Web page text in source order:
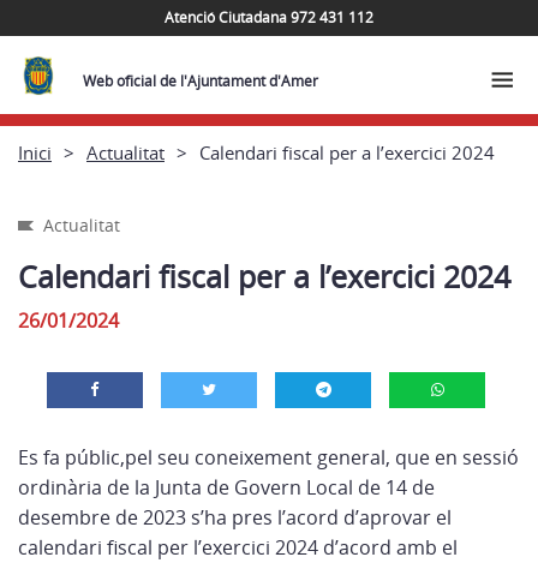
Atenció Ciutadana 972 431 112
Web oficial de l'Ajuntament d'Amer
Inici Actualitat Calendari fiscal per a l’exercici 2024
Actualitat
Calendari fiscal per a l’exercici 2024
26/01/2024
Es fa públic,pel seu coneixement general, que en sessió
ordinària de la Junta de Govern Local de 14 de
desembre de 2023 s’ha pres l’acord d’aprovar el
calendari fiscal per l’exercici 2024 d’acord amb el